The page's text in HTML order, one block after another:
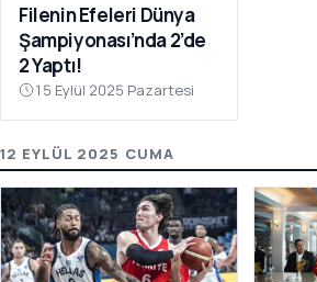
Filenin Efeleri Dünya
Şampiyonası’nda 2’de
2 Yaptı!
15 Eylül 2025 Pazartesi
12 EYLÜL 2025 CUMA